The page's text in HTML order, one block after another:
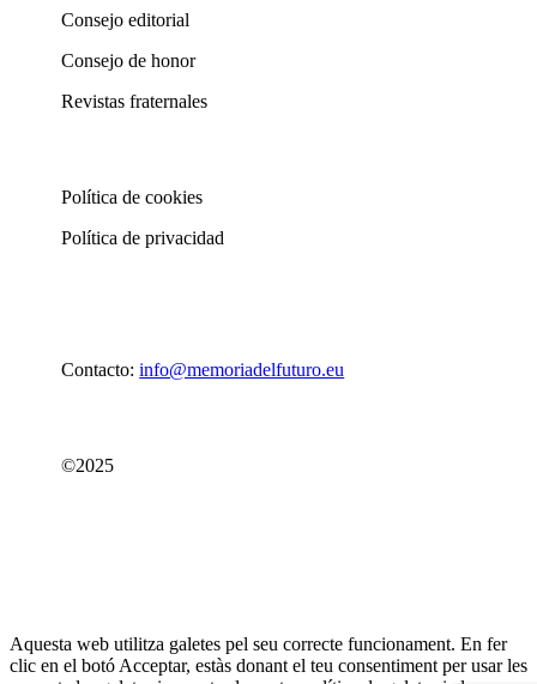
Consejo editorial
Consejo de honor
Revistas fraternales
Política de cookies
Política de privacidad
Contacto:info@memoriadelfuturo.eu
©2025
Aquesta web utilitza galetes pel seu correcte funcionament. En fer
clic en el botó Acceptar, estàs donant el teu consentiment per usar les